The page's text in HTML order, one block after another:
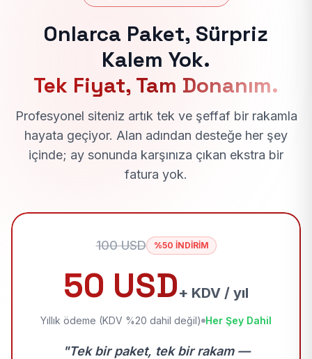
Onlarca Paket, Sürpriz
Kalem Yok.
Tek Fiyat, Tam Donanım.
Profesyonel siteniz artık tek ve şeffaf bir rakamla
hayata geçiyor. Alan adından desteğe her şey
içinde; ay sonunda karşınıza çıkan ekstra bir
fatura yok.
100 USD %50 İNDİRİM
50 USD+ KDV / yıl
Yıllık ödeme (KDV %20 dahil değil) Her Şey Dahil
"Tek bir paket, tek bir rakam —